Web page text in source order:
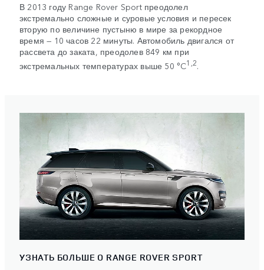
В 2013 году Range Rover Sport преодолел
экстремально сложные и суровые условия и пересек
вторую по величине пустыню в мире за рекордное
время — 10 часов 22 минуты. Автомобиль двигался от
рассвета до заката, преодолев 849 км при
экстремальных температурах выше 50 °C1,2.
УЗНАТЬ БОЛЬШЕ О RANGE ROVER SPORT